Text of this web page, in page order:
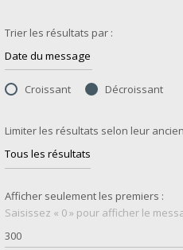
Trier les résultats par :
Croissant Décroissant
Limiter les résultats selon leur
Afficher seulement les premiers :
Saisissez « 0 » pour afficher le